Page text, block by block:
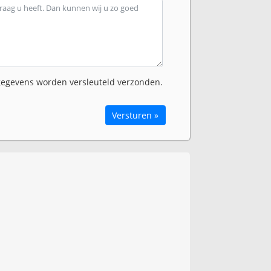
worden versleuteld verzonden.
Versturen »